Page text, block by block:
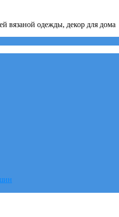
вязаной одежды, декор для дома